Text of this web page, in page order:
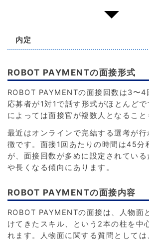
内定
ROBOT PAYMENTの面接形式
ROBOT PAYMENTの面接回数は3〜4
応募者が1対1で話す形式がほとんど
によっては面接官が複数人となること
最近はオンラインで完結する選考が
徴です。面接1回あたりの時間は45分
が、面接回数が多めに設定されてい
や長くなる傾向にあります。
ROBOT PAYMENTの面接内容
ROBOT PAYMENTの面接は、人物面
けてきたスキル、という2本の柱を中
れます。人物面に関する質問としては